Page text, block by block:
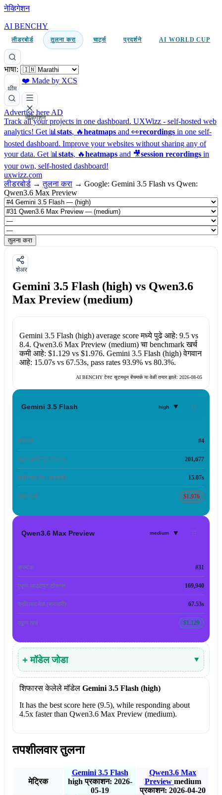
नेव्हिगेशन
AI BENCHY
लीडरबोर्ड तुलना करा चार्ट्स प्रदर्शने AI WORLD CUP
भाषा:
थीम
❤️ Made by XCS
नेव्हिगेशन
Advertise here AD
Track all your projects in one dashboard. UXWizz - self-hosted web
analytics! Get 📊 stats, 🔥heatmaps and 👀recordings in one self-
hosted dashboard. Improve your websites without sharing any of
your data. Get 📊 stats, 🔥heatmaps and 🎥session recordings in
your own, self-hosted dashboard!
uxwizz.com
लीडरबोर्ड → तुलना करा → Google: Gemini 3.5 Flash vs Qwen:
Qwen3.6 Max Preview
तुलना करा
शेअर
Gemini 3.5 Flash (high) vs Qwen3.6
Max Preview (medium)
Gemini 3.5 Flash (high)average score मध्ये पुढे आहे: 9.5vs
8.4. Qwen3.6 Max Preview (medium)चा benchmark खर्च
कमी आहे: $1.129vs $1.976. Gemini 3.5 Flash (high)वेगवान
आहे: 15.07svs 67.53s, pass rates 93.9%vs 80.3%.
AI BENCHY टेस्ट सूटमधून बेंचमार्क या वेळी तयार झाले: 2026-08-05
Gemini 3.5 Flash high ▾
क्रमांक #4
एकूण आउटपुट टोकन्स 201,677
प्रतिसाद वेळ (सरासरी) 15.07s
एकूण खर्च $1.976
Qwen3.6 Max Preview medium ▾
क्रमांक #31
एकूण आउटपुट टोकन्स 169,940
प्रतिसाद वेळ (सरासरी) 67.53s
एकूण खर्च $1.129
+ मॉडेल जोडा ▾
शिफारस केलेले मॉडेल Gemini 3.5 Flash (high)
It has the best score here (9.5), while responding about
4.5x faster than Qwen3.6 Max Preview (medium).
तपशीलवार तुलना
मेट्रिक
Gemini 3.5 Flash
high प्रकाशन: 2026-
05-19
Qwen3.6 Max
Preview medium
प्रकाशन: 2026-04-20